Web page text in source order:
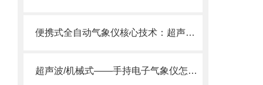
便携式全自动气象仪核心技术：超声波测风+高精度传感器一体化集成”
超声波/机械式——手持电子气象仪怎么选?